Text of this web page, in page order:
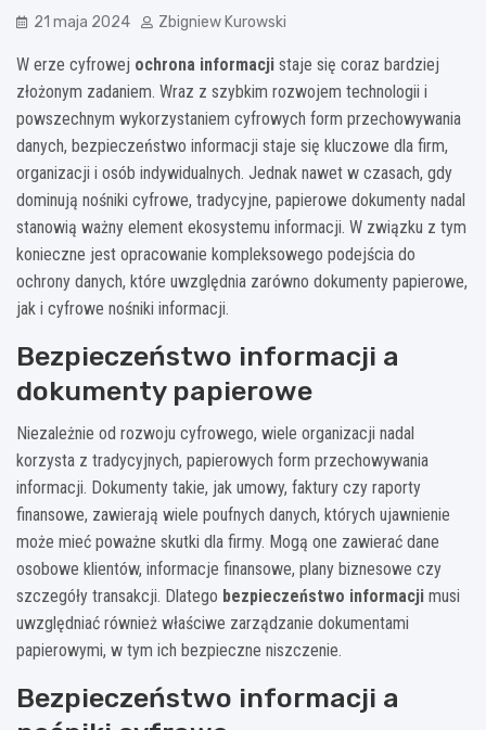
21 maja 2024 Zbigniew Kurowski
W erze cyfrowej ochrona informacji staje się coraz bardziej
złożonym zadaniem. Wraz z szybkim rozwojem technologii i
powszechnym wykorzystaniem cyfrowych form przechowywania
danych, bezpieczeństwo informacji staje się kluczowe dla firm,
organizacji i osób indywidualnych. Jednak nawet w czasach, gdy
dominują nośniki cyfrowe, tradycyjne, papierowe dokumenty nadal
stanowią ważny element ekosystemu informacji. W związku z tym
konieczne jest opracowanie kompleksowego podejścia do
ochrony danych, które uwzględnia zarówno dokumenty papierowe,
jak i cyfrowe nośniki informacji.
Bezpieczeństwo informacji a
dokumenty papierowe
Niezależnie od rozwoju cyfrowego, wiele organizacji nadal
korzysta z tradycyjnych, papierowych form przechowywania
informacji. Dokumenty takie, jak umowy, faktury czy raporty
finansowe, zawierają wiele poufnych danych, których ujawnienie
może mieć poważne skutki dla firmy. Mogą one zawierać dane
osobowe klientów, informacje finansowe, plany biznesowe czy
szczegóły transakcji. Dlatego bezpieczeństwo informacji musi
uwzględniać również właściwe zarządzanie dokumentami
papierowymi, w tym ich bezpieczne niszczenie.
Bezpieczeństwo informacji a